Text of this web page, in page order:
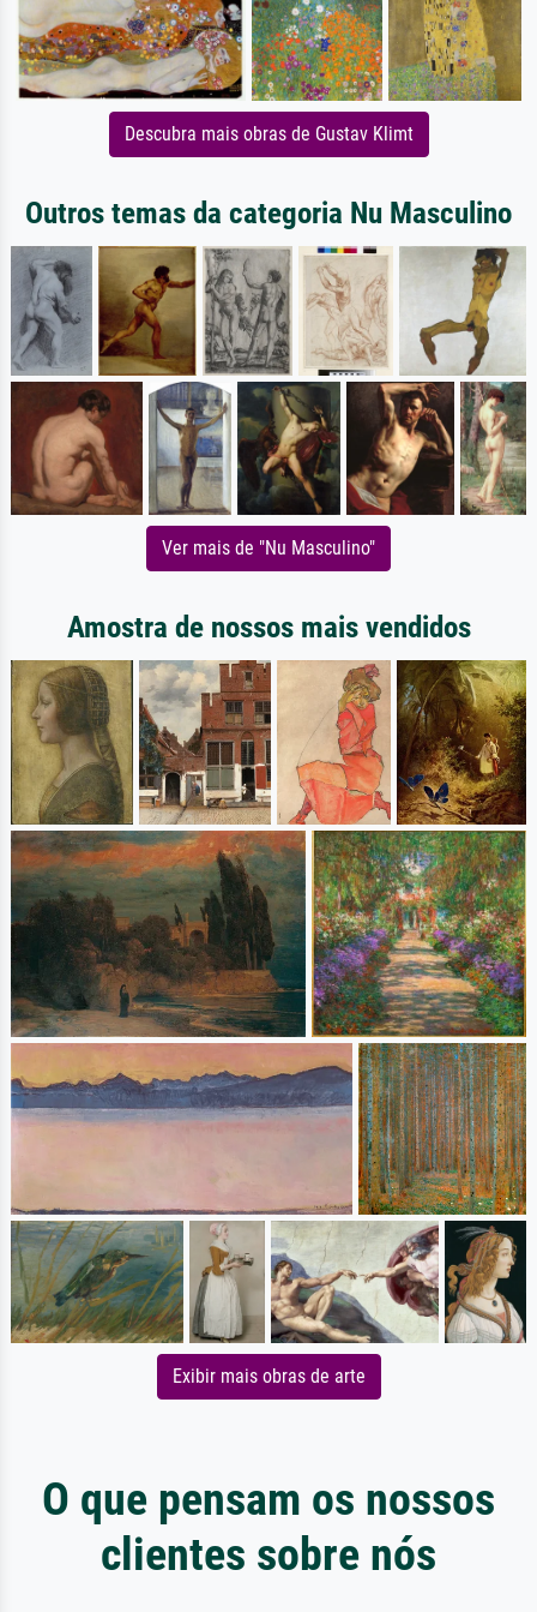
Descubra mais obras de Gustav Klimt
Outros temas da categoria Nu Masculino
Ver mais de "Nu Masculino"
Amostra de nossos mais vendidos
Exibir mais obras de arte
O que pensam os nossos
clientes sobre nós